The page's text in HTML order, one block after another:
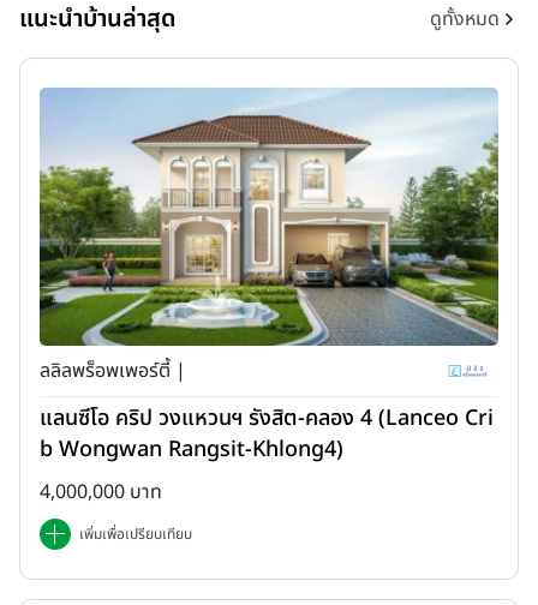
แนะนำบ้านล่าสุด ดูทั้งหมด
ลลิลพร็อพเพอร์ตี้ |
แลนซีโอ คริป วงแหวนฯ รังสิต-คลอง 4 (Lanceo Cri
b Wongwan Rangsit-Khlong4)
4,000,000 บาท
เพิ่มเพื่อเปรียบเทียบ